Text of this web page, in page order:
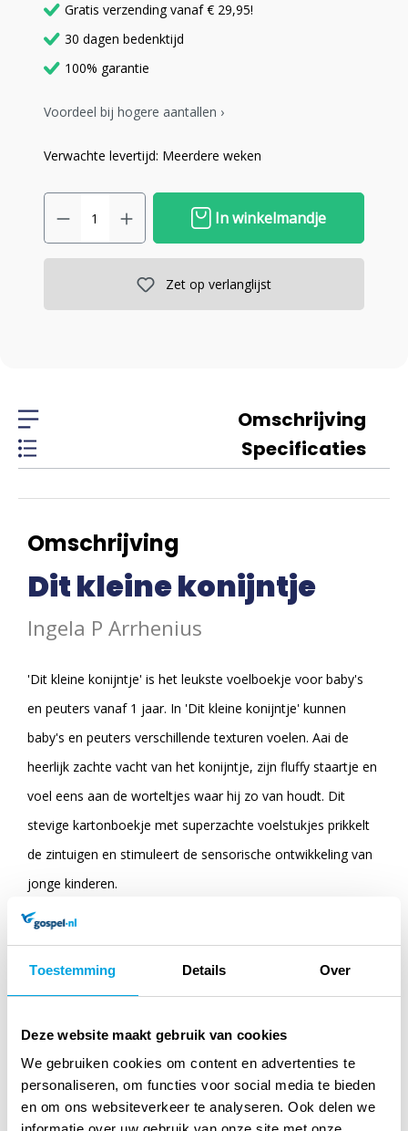
Toestemming Details Over
Deze website maakt gebruik van cookies
We gebruiken cookies om content en advertenties te
personaliseren, om functies voor social media te bieden
en om ons websiteverkeer te analyseren. Ook delen we
Gratis verzending vanaf € 29,95!
30 dagen bedenktijd
100% garantie
Voordeel bij hogere aantallen ›
Verwachte levertijd: Meerdere weken
In winkelmandje
Zet op verlanglijst
Omschrijving
Specificaties
Omschrijving
Dit kleine konijntje
Ingela P Arrhenius
'Dit kleine konijntje' is het leukste voelboekje voor baby's
en peuters vanaf 1 jaar. In 'Dit kleine konijntje' kunnen
baby's en peuters verschillende texturen voelen. Aai de
heerlijk zachte vacht van het konijntje, zijn fluffy staartje en
voel eens aan de worteltjes waar hij zo van houdt. Dit
stevige kartonboekje met superzachte voelstukjes prikkelt
de zintuigen en stimuleert de sensorische ontwikkeling van
jonge kinderen.
'Dit kleine konijntje' is onderdeel van de nieuwe
kartonboekjes-serie van Ingela P Arrhenius, de bekende
illustrator en ontwerper achter de immens geliefde
Kiekeboe- en Waar ben je?-reeks. Met haar kleurrijke stijl en
vintage touch brengt ze opnieuw een speelse en levendige
reeks tot leven. Lees ook 'Dit kleine hondje' en 'Dit kleine
eendje'.